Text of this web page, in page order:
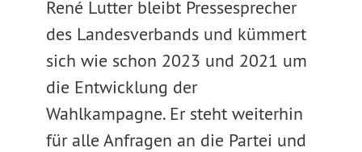
René Lutter bleibt Pressesprecher
des Landesverbands und kümmert
sich wie schon 2023 und 2021 um
die Entwicklung der
Wahlkampagne. Er steht weiterhin
für alle Anfragen an die Partei und